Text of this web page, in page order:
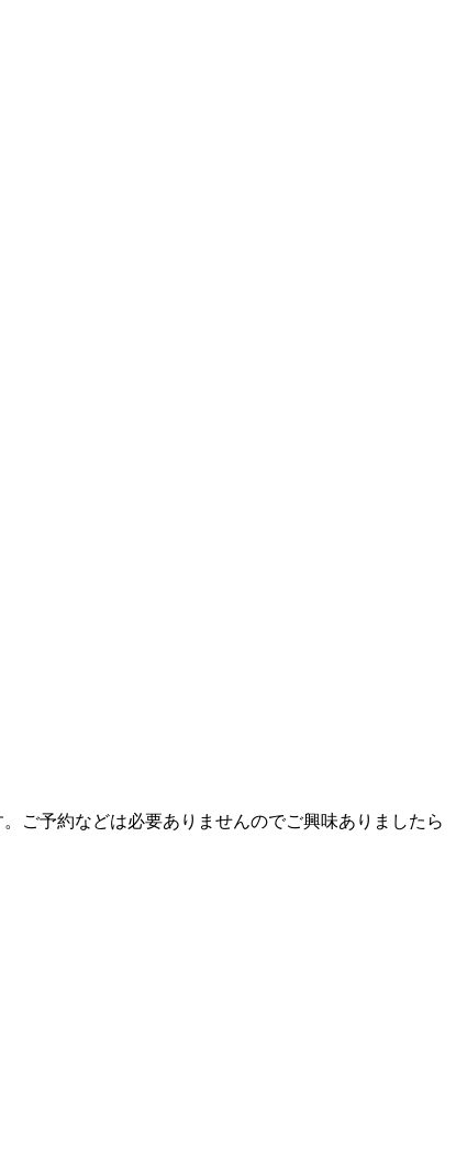
ご予約などは必要ありませんのでご興味ありましたら